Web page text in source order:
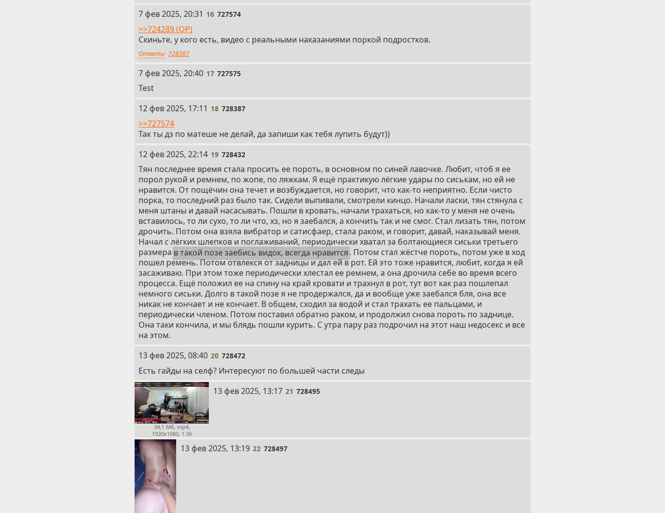
16
7 фев 2025, 20:31 16 727574
>>724289 (OP)
Скиньте, у кого есть, видео с реальными наказаниями поркой подростков.
Ответы 728387
17
7 фев 2025, 20:40 17 727575
Test
18
12 фев 2025, 17:11 18 728387
>>727574
Так ты дз по матеше не делай, да запиши как тебя лупить будут))
19
12 фев 2025, 22:14 19 728432
Тян последнее время стала просить ее пороть, в основном по синей лавочке. Любит, чтоб я ее
порол рукой и ремнем, по жопе, по ляжкам. Я ещё практикую лёгкие удары по сиськам, но ей не
нравится. От пощёчин она течет и возбуждается, но говорит, что как-то неприятно. Если чисто
порка, то последний раз было так. Сидели выпивали, смотрели кинцо. Начали ласки, тян стянула с
меня штаны и давай насасывать. Пошли в кровать, начали трахаться, но как-то у меня не очень
вставилось, то ли сухо, то ли что, хз, но я заебался, а кончить так и не смог. Стал лизать тян, потом
дрочить. Потом она взяла вибратор и сатисфаер, стала раком, и говорит, давай, наказывай меня.
Начал с лёгких шлепков и поглаживаний, периодически хватал за болтающиеся сиськи третьего
размера в такой позе заебись видок, всегда нравится. Потом стал жёстче пороть, потом уже в ход
пошел ремень. Потом отвлекся от задницы и дал ей в рот. Ей это тоже нравится, любит, когда я ей
засаживаю. При этом тоже периодически хлестал ее ремнем, а она дрочила себе во время всего
процесса. Ещё положил ее на спину на край кровати и трахнул в рот, тут вот как раз пошлепал
немного сиськи. Долго в такой позе я не продержался, да и вообще уже заебался бля, она все
никак не кончает и не кончает. В общем, сходил за водой и стал трахать ее пальцами, и
периодически членом. Потом поставил обратно раком, и продолжил снова пороть по заднице.
Она таки кончила, и мы блядь пошли курить. С утра пару раз подрочил на этот наш недосекс и все
на этом.
20
13 фев 2025, 08:40 20 728472
Есть гайды на селф? Интересуют по большей части следы
34,1 Мб, mp4,
1920x1080, 1:36
21
13 фев 2025, 13:17 21 728495
22
13 фев 2025, 13:19 22 728497